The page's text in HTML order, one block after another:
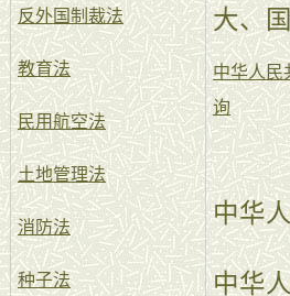
反外国制裁法
教育法
民用航空法
土地管理法
消防法
种子法
大、
中华人民
询
中华
中华